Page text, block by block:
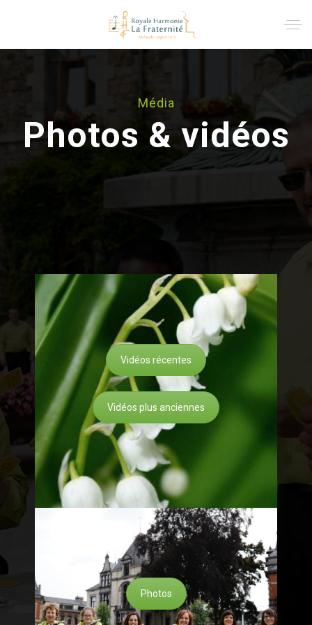
Média
Photos & vidéos
Vidéos récentes
Vidéos plus anciennes
Photos